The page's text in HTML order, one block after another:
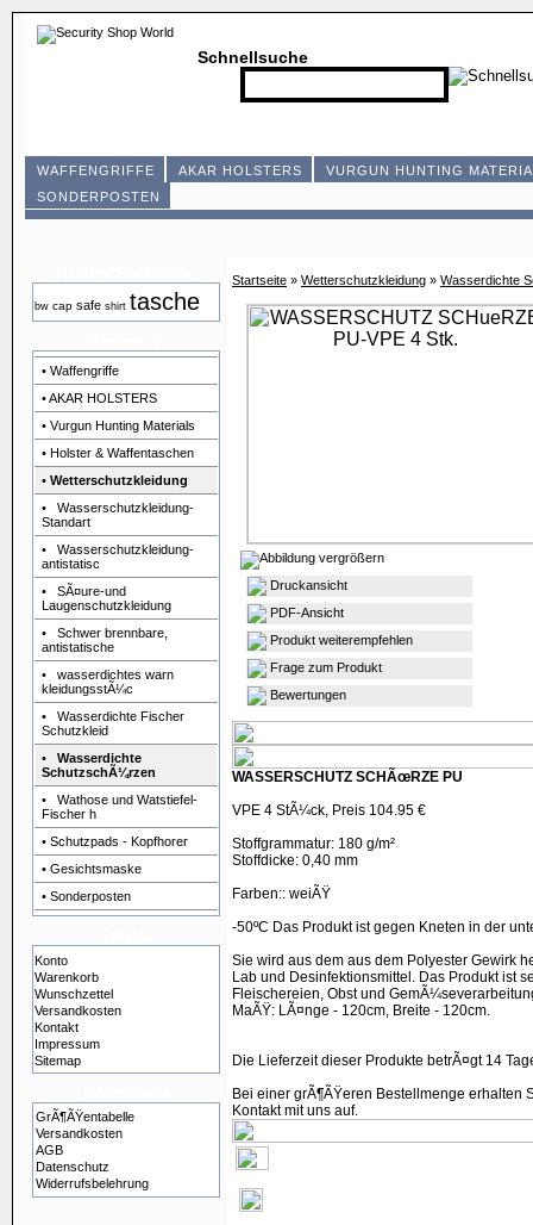
Schnellsuche
WAFFENGRIFFE AKAR HOLSTERS
VURGUN HUNTING
SONDERPOSTEN
bw cap safe shirt tasche
• Waffengriffe
• AKAR HOLSTERS
• Vurgun Hunting Materials
• Holster & Waffentaschen
• Wetterschutzkleidung
• Wasserschutzkleidung-
Standart
• Wasserschutzkleidung-
antistatisc
• SÃ¤ure-und
Laugenschutzkleidung
• Schwer brennbare,
antistatische
• wasserdichtes warn
kleidungsstÃ¼c
• Wasserdichte Fischer
Schutzkleid
•
Wasserdichte
SchutzschÃ¼rzen
• Wathose und Watstiefel-
Fischer h
• Schutzpads - Kopfhorer
• Gesichtsmaske
• Sonderposten
Konto
Warenkorb
Wunschzettel
Versandkosten
Kontakt
Impressum
Sitemap
GrÃ¶ÃŸentabelle
Versandkosten
AGB
Datenschutz
Widerrufsbelehrung
Startseite » Wetterschutzkleidung » Wasserdichte
Abbildung vergrößern
Druckansicht
PDF-Ansicht
Produkt weiterempfehlen
Frage zum Produkt
Bewertungen
WASSERSCHUTZ SCHÃœRZE PU
VPE 4 StÃ¼ck, Preis 104.95 €
Stoffgrammatur: 180 g/m²
Stoffdicke: 0,40 mm
Farben:: weiÃŸ
-50ºC Das Produkt ist gegen Kneten in der
Sie wird aus dem aus dem Polyester Gewirk
Lab und Desinfektionsmittel. Das Produkt ist
Fleischereien, Obst und
MaÃŸ: LÃ¤nge - 120cm, Breite - 120cm.
Die Lieferzeit dieser Produkte betrÃ¤gt 14
Bei einer grÃ¶ÃŸeren Bestellmenge erhalten
Kontakt mit uns auf.